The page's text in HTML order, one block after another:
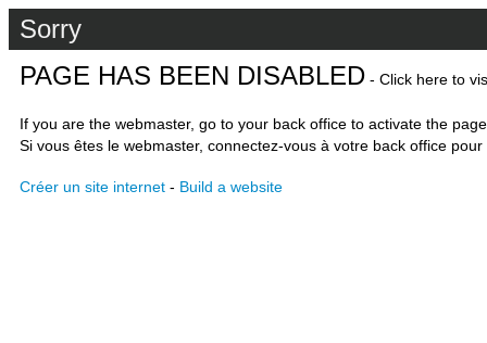
Sorry
PAGE HAS BEEN DISABLED - Click here to
If you are the webmaster, go to your back office to activate the
Si vous êtes le webmaster, connectez-vous à votre back office
Créer un site internet - Build a website